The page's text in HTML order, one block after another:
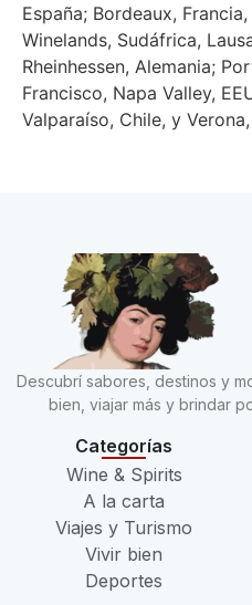
España; Bordeaux,
Winelands, Sudáfrica,
Rheinhessen, Alemania;
Francisco, Napa Valley,
Valparaíso, Chile, y
Descubrí sabores, destinos y
bien, viajar más y brindar
Categorías
Wine & Spirits
A la carta
Viajes y Turismo
Vivir bien
Deportes